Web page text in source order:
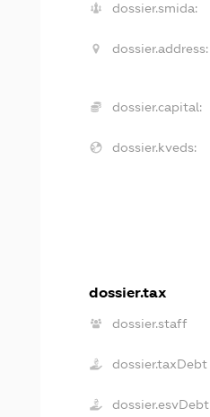
dossier.smida:
dossier.address:
dossier.capital:
dossier.kveds:
dossier.tax
dossier.staff
dossier.taxDebt
dossier.esvDebt